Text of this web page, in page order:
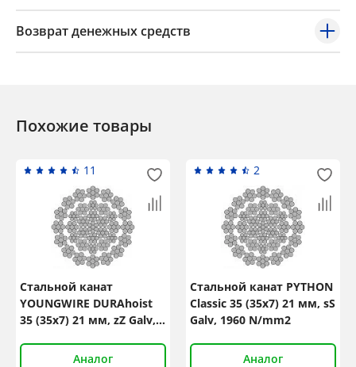
Возврат денежных средств
Похожие товары
11
Стальной канат
YOUNGWIRE DURAhoist
35 (35x7) 21 мм, zZ Galv,
Аналог
2
Стальной канат PYTHON
Classic 35 (35x7) 21 мм, sS
Galv, 1960 N/mm2
Аналог